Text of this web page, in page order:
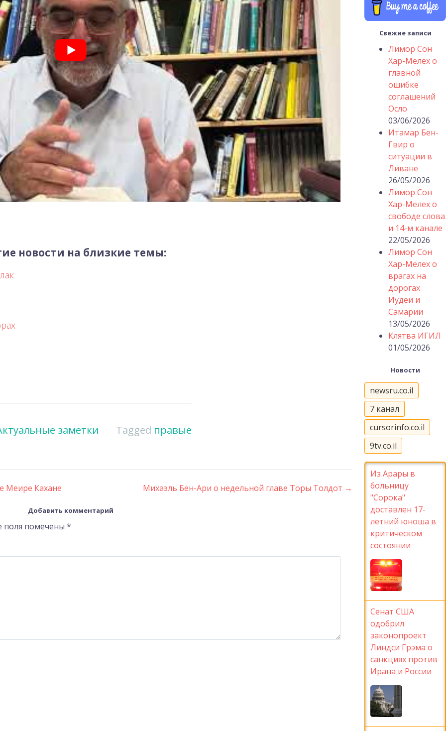
новости на близкие темы:
заметки Tagged правые
Меире Кахане Михаэль Бен-Ари о недельной главе Торы Толдот →
Добавить комментарий
поля помечены *
Свежие записи
Лимор Сон
Хар-Мелех о
главной
ошибке
соглашений
Осло
03/06/2026
Итамар Бен-
Гвир о
ситуации в
Ливане
26/05/2026
Лимор Сон
Хар-Мелех о
свободе слова
и 14-м канале
22/05/2026
Лимор Сон
Хар-Мелех о
врагах на
дорогах
Иудеи и
Самарии
13/05/2026
Клятва ИГИЛ
01/05/2026
Новости
newsru.co.il
7 канал
cursorinfo.co.il
9tv.co.il
Из Арары в
больницу
"Сорока"
доставлен 17-
летний юноша в
критическом
состоянии
Сенат США
одобрил
законопроект
Линдси Грэма о
санкциях против
Ирана и России